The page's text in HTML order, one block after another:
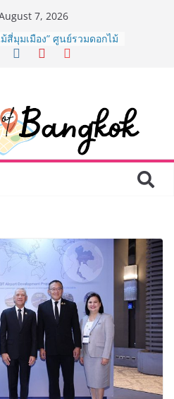
7, 2026
น้าจัดกิจกรรมเจรจาธุรกิจ
CONNECT 2026” ยก
ฑ์ท้องถิ่นสู่ตลาดเชิง
ะดิษฐ์ พวงมาลัย และสังฆ
ร ขอเชิญเลือกซื้อมาลัย
ต้อนรับวันแม่ เปิดให้
ตลอด 24 ชั่วโมง
ทย ส่งอุปกรณ์วิทยาศาสตร์
สิร์ต “โชค รถแห่” ยกวง
FAH พันธมิตรทางธุรกิจ
20 ปี ต่อยอดเสิร์ฟความ
ระดับตำนาน “ข้าวหน้าไก่
ทะยานสู่น่านฟ้า